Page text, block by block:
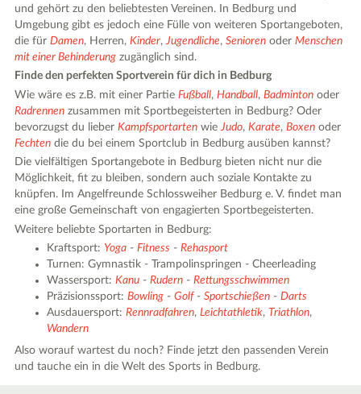
und gehört zu den beliebtesten Vereinen. In Bedburg und
Umgebung gibt es jedoch eine Fülle von weiteren Sportangeboten,
die fürDamen, Herren,Kinder,Jugendliche,Senioren oderMenschen
mit einer Behinderung zugänglich sind.
Finde den perfekten Sportverein für dich in Bedburg
Wie wäre es z.B. mit einer PartieFußball,Handball,Badminton oder
Radrennen zusammen mit Sportbegeisterten in Bedburg? Oder
bevorzugst du lieberKampfsportarten wieJudo,Karate,Boxen oder
Fechten die du bei einem Sportclub in Bedburg ausüben kannst?
Die vielfältigen Sportangebote in Bedburg bieten nicht nur die
Möglichkeit, fit zu bleiben, sondern auch soziale Kontakte zu
knüpfen. Im Angelfreunde Schlossweiher Bedburg e. V. findet man
eine große Gemeinschaft von engagierten Sportbegeisterten.
Weitere beliebte Sportarten in Bedburg:
Kraftsport: Yoga -Fitness -Rehasport
Turnen: Gymnastik - Trampolinspringen - Cheerleading
Wassersport:Kanu -Rudern -Rettungsschwimmen
Präzisionssport:Bowling -Golf-Sportschießen -Darts
Ausdauersport:Rennradfahren,Leichtathletik, Triathlon,
Wandern
Also worauf wartest du noch? Finde jetzt den passenden Verein
und tauche ein in die Welt des Sports in Bedburg.